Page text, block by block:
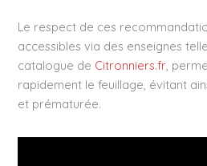
Le respect de ces
accessibles via des enseignes
catalogue de Citronniers.fr,
rapidement le feuillage, évitant
et prématurée.